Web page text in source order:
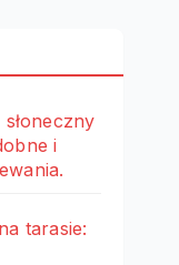
i
tarasie: